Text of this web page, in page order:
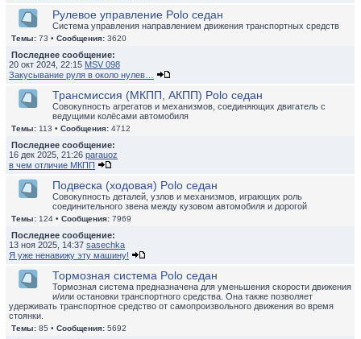
Рулевое управление Polo седан
Система управления направлением движения транспортных средств
Темы: 73 • Сообщения: 3620
Последнее сообщение:
20 окт 2024, 22:15 MSV 098
Закусывание руля в около нулев…
Трансмиссия (МКПП, АКПП) Polo седан
Совокупность агрегатов и механизмов, соединяющих двигатель с
ведущими колёсами автомобиля
Темы: 113 • Сообщения: 4712
Последнее сообщение:
16 дек 2025, 21:26 parauoz
в чем отличие МКПП
Подвеска (ходовая) Polo седан
Совокупность деталей, узлов и механизмов, играющих роль
соединительного звена между кузовом автомобиля и дорогой
Темы: 124 • Сообщения: 7969
Последнее сообщение:
13 ноя 2025, 14:37 sasechka
Я уже ненавижу эту машину!
Тормозная система Polo седан
Тормозная система предназначена для уменьшения скорости движения
и/или остановки транспортного средства. Она также позволяет
удерживать транспортное средство от самопроизвольного движения во время
стоянки.
Темы: 85 • Сообщения: 5692